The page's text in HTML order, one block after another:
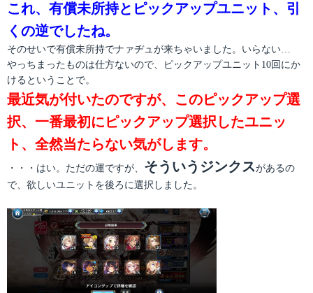
これ、有償未所持とピックアップユニット、引
くの逆でしたね。
そのせいで有償未所持でナァヂュが来ちゃいました。いらない…
やっちまったものは仕方ないので、ピックアップユニット10回にか
けるということで。
最近気が付いたのですが、このピックアップ選
択、一番最初にピックアップ選択したユニッ
ト、全然当たらない気がします。
・・・はい。ただの運ですが、 そういうジンクスがあるの
で、欲しいユニットを後ろに選択しました。